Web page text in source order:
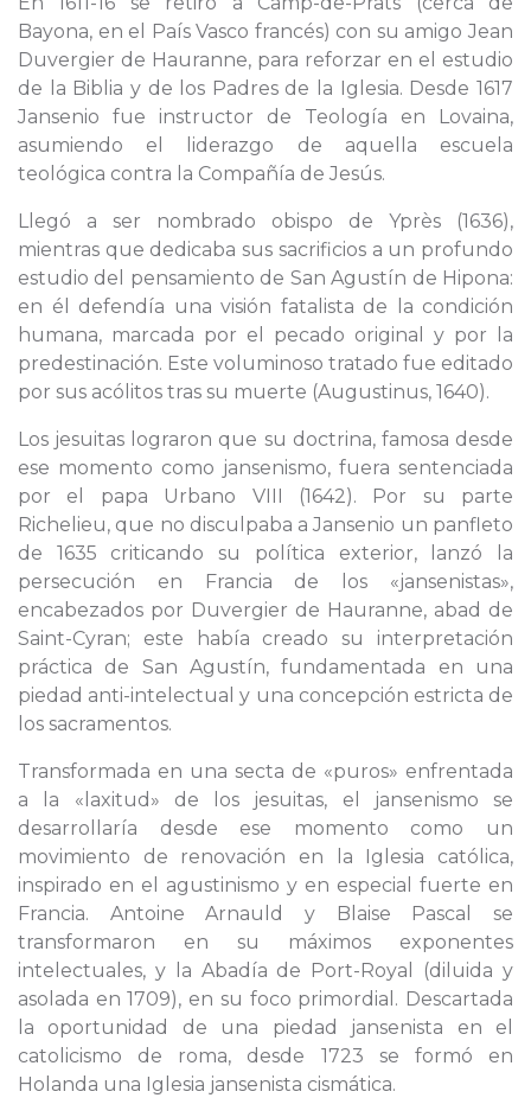
Bayona, en el País Vasco francés) con su amigo Jean
Duvergier de Hauranne, para reforzar en el estudio
de la Biblia y de los Padres de la Iglesia. Desde 1617
Jansenio fue instructor de Teología en Lovaina,
asumiendo el liderazgo de aquella escuela
teológica contra la Compañía de Jesús.
Llegó a ser nombrado obispo de Yprès (1636),
mientras que dedicaba sus sacrificios a un profundo
estudio del pensamiento de San Agustín de Hipona:
en él defendía una visión fatalista de la condición
humana, marcada por el pecado original y por la
predestinación. Este voluminoso tratado fue editado
por sus acólitos tras su muerte (Augustinus, 1640).
Los jesuitas lograron que su doctrina, famosa desde
ese momento como jansenismo, fuera sentenciada
por el papa Urbano VIII (1642). Por su parte
Richelieu, que no disculpaba a Jansenio un panfleto
de 1635 criticando su política exterior, lanzó la
persecución en Francia de los «jansenistas»,
encabezados por Duvergier de Hauranne, abad de
Saint-Cyran; este había creado su interpretación
práctica de San Agustín, fundamentada en una
piedad anti-intelectual y una concepción estricta de
los sacramentos.
Transformada en una secta de «puros» enfrentada
a la «laxitud» de los jesuitas, el jansenismo se
desarrollaría desde ese momento como un
movimiento de renovación en la Iglesia católica,
inspirado en el agustinismo y en especial fuerte en
Francia. Antoine Arnauld y Blaise Pascal se
transformaron en su máximos exponentes
intelectuales, y la Abadía de Port-Royal (diluida y
asolada en 1709), en su foco primordial. Descartada
la oportunidad de una piedad jansenista en el
catolicismo de roma, desde 1723 se formó en
Holanda una Iglesia jansenista cismática.